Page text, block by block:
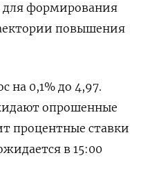
формирования
повышения
на 0,1% до 4,97.
опрошенные
процентные ставки
в 15:00